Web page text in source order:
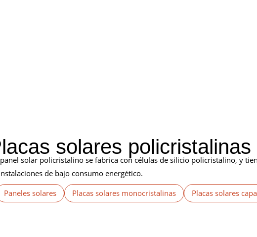
solares policristalinas
solar policristalino se fabrica con células de silicio policristalino, y
de bajo consumo energético.
Paneles solares
Placas solares monocristalinas Placas solares